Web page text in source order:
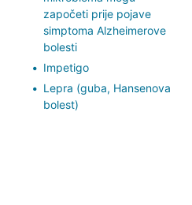
započeti prije pojave
simptoma Alzheimerove
bolesti
Impetigo
Lepra (guba, Hansenova
bolest)